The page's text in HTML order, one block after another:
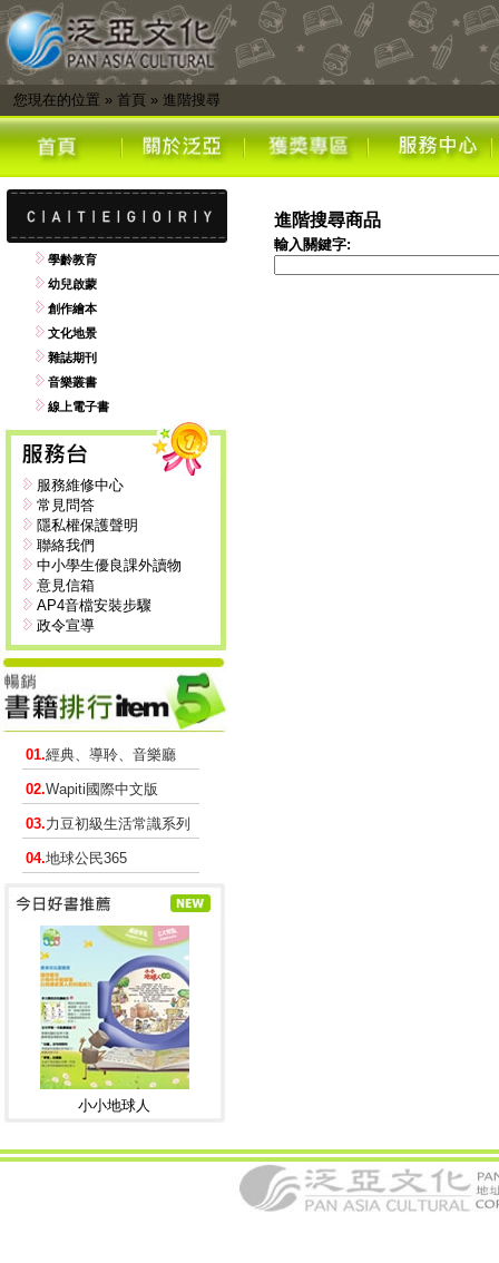
您現在的位置 » 首頁 » 進階搜尋
學齡教育
幼兒啟蒙
創作繪本
文化地景
雜誌期刊
音樂叢書
線上電子書
服務維修中心
常見問答
隱私權保護聲明
聯絡我們
中小學生優良課外讀物
意見信箱
AP4音檔安裝步驟
政令宣導
01.經典、導聆、音樂廳
02.Wapiti國際中文版
03.力豆初級生活常識系列
04.地球公民365
小小地球人
進階搜尋商品
輸入關鍵字: